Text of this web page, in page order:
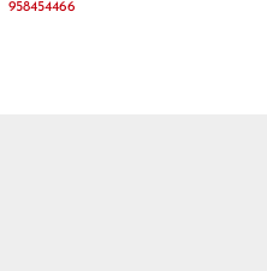
958454466